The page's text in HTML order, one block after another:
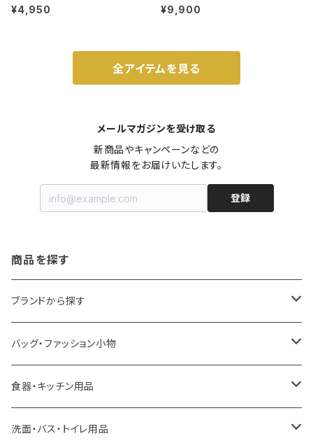
ット 3号 ブラック
¥4,950
m ガス火・IH対応 鉄フライパン ウォ
¥9,900
全アイテムを見る
メールマガジンを受け取る
新商品やキャンペーンなどの
最新情報をお届けいたします。
登録
商品を探す
ブランドから探す
LOQI
ideaco
a.depeche
バッグ・ファッション小物
エコバッグ
アクセサリー
食器・キッチン用品
キッチンラック
洗面・バス・トイレ用品